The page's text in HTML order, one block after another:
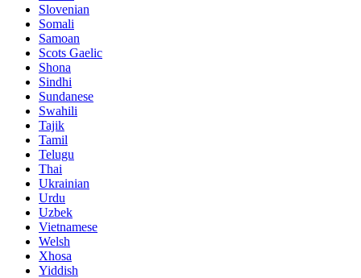
Slovenian
Somali
Samoan
Scots Gaelic
Shona
Sindhi
Sundanese
Swahili
Tajik
Tamil
Telugu
Thai
Ukrainian
Urdu
Uzbek
Vietnamese
Welsh
Xhosa
Yiddish